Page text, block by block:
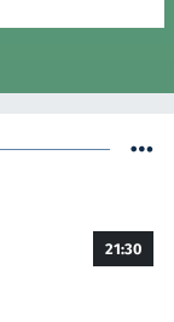
21:30